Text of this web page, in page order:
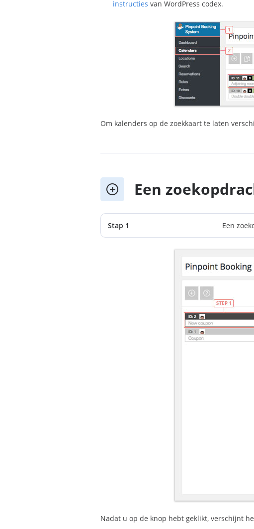
instructies van WordPress codex.
Om kalenders op de zoekkaart te laten
Een
Stap 1 Een
Nadat u op de knop hebt geklikt, verschijnt